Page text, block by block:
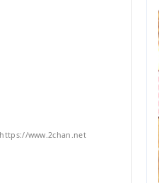
https://www.2chan.net